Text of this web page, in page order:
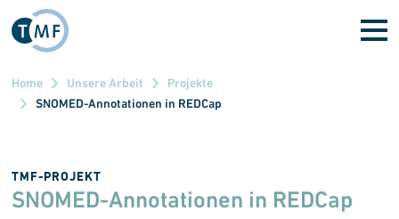
Direkt zum Inhalt
Home Unsere Arbeit
Projekte
SNOMED-Annotationen in REDCap
TMF-PROJEKT
SNOMED-Annotationen in REDCap